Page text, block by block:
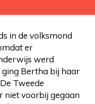
in de volksmond
er
werd
ging Bertha bij haar
Tweede
niet voorbij gegaan